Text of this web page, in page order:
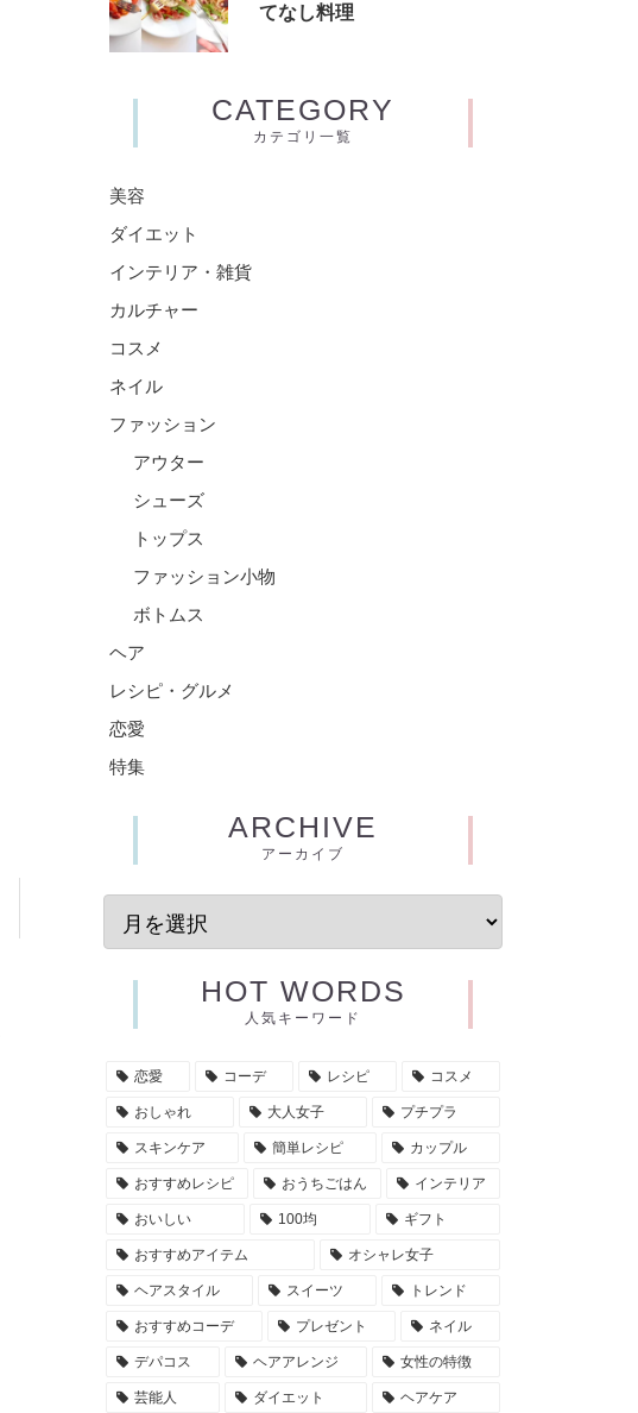
てなし料理
CATEGORY
カテゴリ一覧
美容
ダイエット
インテリア・雑貨
カルチャー
コスメ
ネイル
ファッション
アウター
シューズ
トップス
ファッション小物
ボトムス
ヘア
レシピ・グルメ
恋愛
特集
ARCHIVE
アーカイブ
HOT WORDS
人気キーワード
恋愛 コーデ レシピ コスメ
おしゃれ 大人女子 プチプラ
スキンケア 簡単レシピ カップル
おすすめレシピ おうちごはん インテリア
おいしい 100均 ギフト
おすすめアイテム オシャレ女子
ヘアスタイル スイーツ トレンド
おすすめコーデ プレゼント ネイル
デパコス ヘアアレンジ 女性の特徴
芸能人 ダイエット ヘアケア